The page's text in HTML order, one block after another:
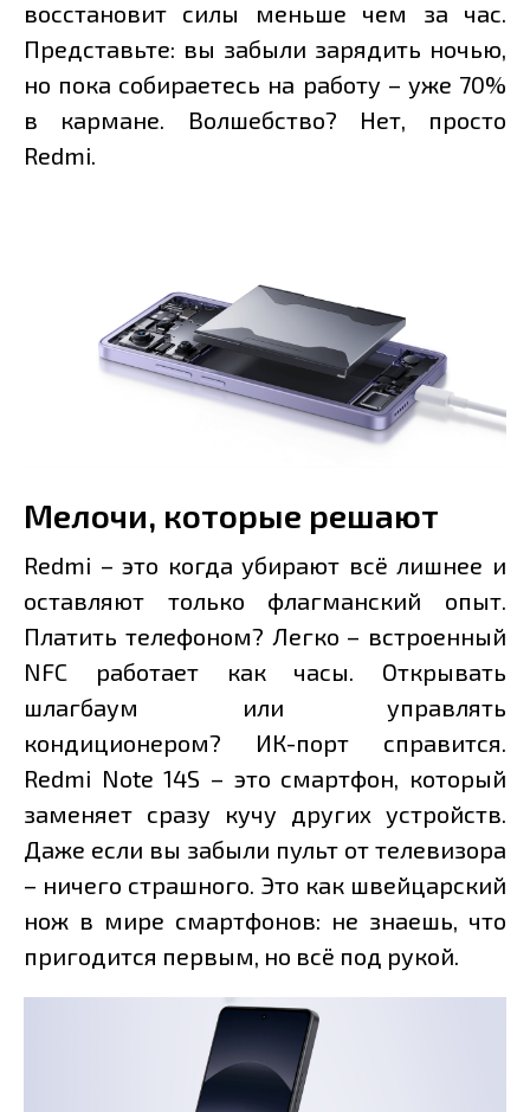
восстановит силы меньше чем за час.
Представьте: вы забыли зарядить ночью,
но пока собираетесь на работу – уже 70%
в кармане. Волшебство? Нет, просто
Redmi.
Мелочи, которые решают
Redmi – это когда убирают всё лишнее и
оставляют только флагманский опыт.
Платить телефоном? Легко – встроенный
NFC работает как часы. Открывать
шлагбаум или управлять
кондиционером? ИК-порт справится.
Redmi Note 14S – это смартфон, который
заменяет сразу кучу других устройств.
Даже если вы забыли пульт от телевизора
– ничего страшного. Это как швейцарский
нож в мире смартфонов: не знаешь, что
пригодится первым, но всё под рукой.